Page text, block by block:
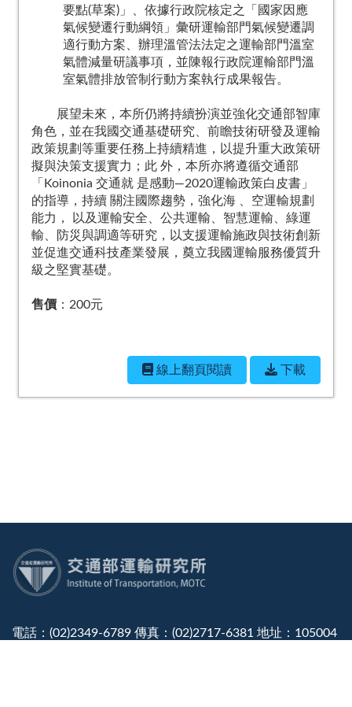
要點(草案)」、依據行政院核定之「國家因應
氣候變遷行動綱領」彙研運輸部門氣候變遷調
適行動方案、辦理溫管法法定之運輸部門溫室
氣體減量研議事項，並陳報行政院運輸部門溫
室氣體排放管制行動方案執行成果報告。
展望未來，本所仍將持續扮演並強化交通部智庫
角色，並在我國交通基礎研究、前瞻技術研發及運輸
政策規劃等重要任務上持續精進，以提升重大政策研
擬與決策支援實力；此 外，本所亦將遵循交通部
「Koinonia 交通就 是感動―2020運輸政策白皮書」
的指導，持續 關注國際趨勢，強化海 、空運輸規劃
能力， 以及運輸安全、公共運輸、智慧運輸、綠運
輸、防災與調適等研究，以支援運輸施政與技術創新
並促進交通科技產業發展，奠立我國運輸服務優質升
級之堅實基礎。
售價 ：200元
線上翻⾴閱讀 下載
電話：(02)2349-6789 傳真：(02)2717-6381 地址：105004